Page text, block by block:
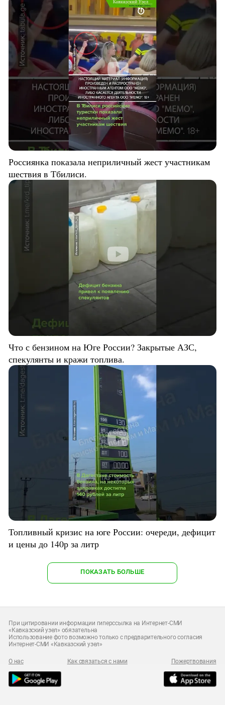
Россиянка показала неприличный жест участникам
шествия в Тбилиси.
Что с бензином на Юге России? Закрытые АЗС,
спекулянты и кражи топлива.
Топливный кризис на юге России: очереди, дефицит
и цены до 140р за литр
ПОКАЗАТЬ БОЛЬШЕ
При цитировании информации гиперссылка на Интернет-СМИ
«Кавказский узел» обязательна
Использование фото возможно только с предварительного согласия
Интернет-СМИ «Кавказский узел»
О нас Как связаться с нами Пожертвования